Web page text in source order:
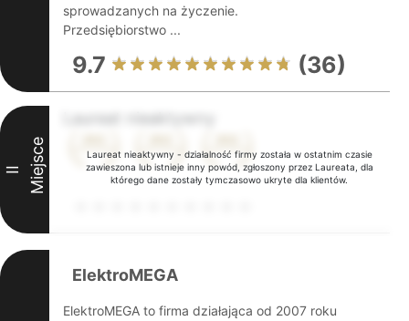
sprowadzanych na życzenie.
Przedsiębiorstwo ...
9.7 (36)
Laureat nieaktywny - działalność firmy została w ostatnim czasie
zawieszona lub istnieje inny powód, zgłoszony przez Laureata, dla
którego dane zostały tymczasowo ukryte dla klientów.
II Miejsce
ElektroMEGA
ElektroMEGA to firma działająca od 2007 roku